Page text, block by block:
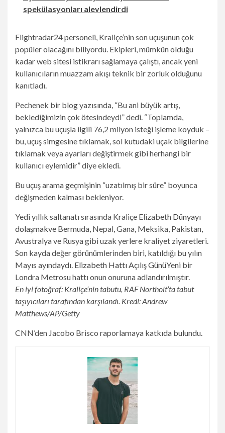
spekülasyonları alevlendirdi
Flightradar24 personeli, Kraliçe’nin son uçuşunun çok
popüler olacağını biliyordu. Ekipleri, mümkün olduğu
kadar web sitesi istikrarı sağlamaya çalıştı, ancak yeni
kullanıcıların muazzam akışı teknik bir zorluk olduğunu
kanıtladı.
Pechenek bir blog yazısında, “Bu ani büyük artış,
beklediğimizin çok ötesindeydi” dedi. “Toplamda,
yalnızca bu uçuşla ilgili 76,2 milyon isteği işleme koyduk –
bu, uçuş simgesine tıklamak, sol kutudaki uçak bilgilerine
tıklamak veya ayarları değiştirmek gibi herhangi bir
kullanıcı eylemidir” diye ekledi.
Bu uçuş arama geçmişinin “uzatılmış bir süre” boyunca
değişmeden kalması bekleniyor.
Yedi yıllık saltanatı sırasında Kraliçe Elizabeth Dünyayı
dolaşmakve Bermuda, Nepal, Gana, Meksika, Pakistan,
Avustralya ve Rusya gibi uzak yerlere kraliyet ziyaretleri.
Son kayda değer görünümlerinden biri, katıldığı bu yılın
Mayıs ayındaydı. Elizabeth Hattı Açılış GünüYeni bir
Londra Metrosu hattı onun onuruna adlandırılmıştır.
En iyi fotoğraf: Kraliçe’nin tabutu, RAF Northolt’ta tabut
taşıyıcıları tarafından karşılandı. Kredi: Andrew
Matthews/AP/Getty
CNN’den Jacobo Brisco raporlamaya katkıda bulundu.